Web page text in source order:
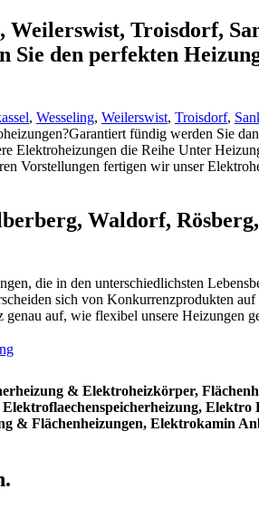
Weilerswist, Troisdorf,
Sie den perfekten
, Wesseling, Weilerswist, Troisdorf,
fündig werden Sie
Elektroheizungen die Reihe Unter
Vorstellungen fertigen wir unser
Waldorf,
die in den unterschiedlichsten
sich von Konkurrenzprodukten
auf, wie flexibel unsere Heizungen
& Elektroheizkörper,
Flächenheizungen, Elektrokamin